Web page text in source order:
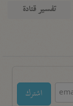
تفسير قتادة
اشترك